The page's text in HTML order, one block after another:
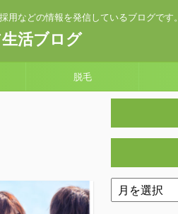
などの情報を発信しているブログです。
活ブログ
脱毛